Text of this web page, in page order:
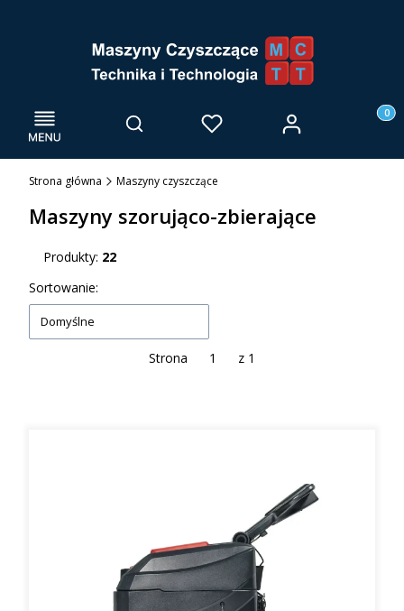
Menu Otwórz wyszukiwarkę
Szukaj Ulubione Zaloguj się
Strona główna Maszyny czyszczące
Maszyny szorująco-zbierające
Produkty: 22
Lista produktów
Sortowanie:
Domyślne
Strona z 1